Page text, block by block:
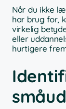
Når du ikke
har brug for,
virkelig
eller
hurtigere